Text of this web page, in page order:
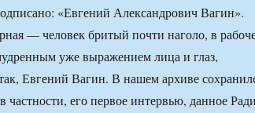
«Евгений Александрович Вагин».
— человек бритый почти наголо, в
уже выражением лица и глаз,
Евгений Вагин. В нашем архиве
его первое интервью, данное